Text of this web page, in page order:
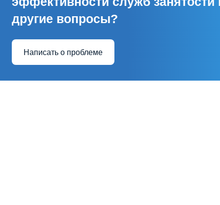
другие вопросы?
Написать о проблеме